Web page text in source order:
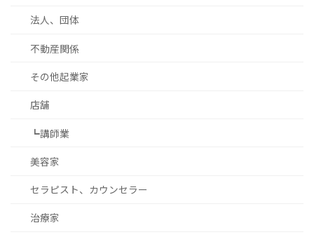
法人、団体
不動産関係
その他起業家
店舗
┗講師業
美容家
セラピスト、カウンセラー
治療家